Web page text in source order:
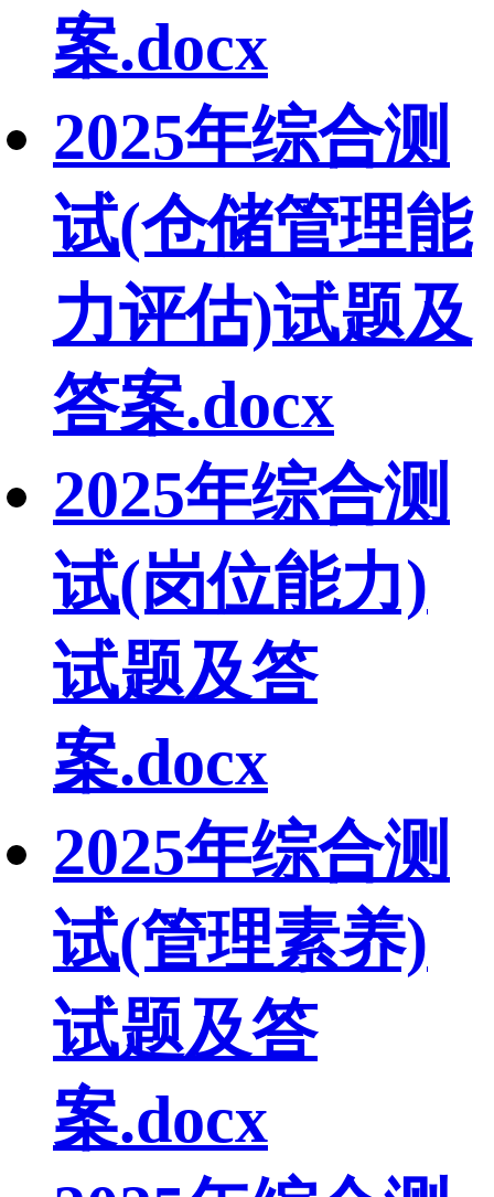
案.docx
2025年综合测
试(仓储管理能
力评估)试题及
答案.docx
2025年综合测
试(岗位能力)
试题及答
案.docx
2025年综合测
试(管理素养)
试题及答
案.docx